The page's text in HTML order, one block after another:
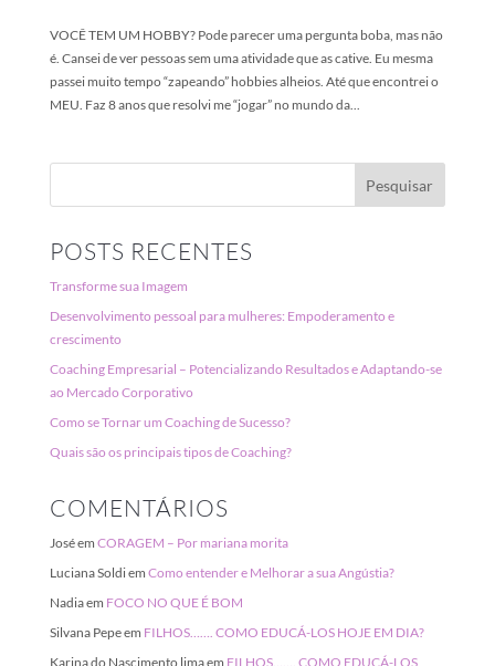
VOCÊ TEM UM HOBBY? Pode parecer uma pergunta boba, mas não
é. Cansei de ver pessoas sem uma atividade que as cative. Eu mesma
passei muito tempo “zapeando” hobbies alheios. Até que encontrei o
MEU. Faz 8 anos que resolvi me “jogar” no mundo da...
POSTS RECENTES
Transforme sua Imagem
Desenvolvimento pessoal para mulheres: Empoderamento e
crescimento
Coaching Empresarial – Potencializando Resultados e Adaptando-se
ao Mercado Corporativo
Como se Tornar um Coaching de Sucesso?
Quais são os principais tipos de Coaching?
COMENTÁRIOS
Joséem CORAGEM – Por mariana morita
Luciana Soldiem Como entender e Melhorar a sua Angústia?
Nadiaem FOCO NO QUE É BOM
Silvana Pepeem FILHOS……. COMO EDUCÁ-LOS HOJE EM DIA?
Karina do Nascimento limaem FILHOS……. COMO EDUCÁ-LOS